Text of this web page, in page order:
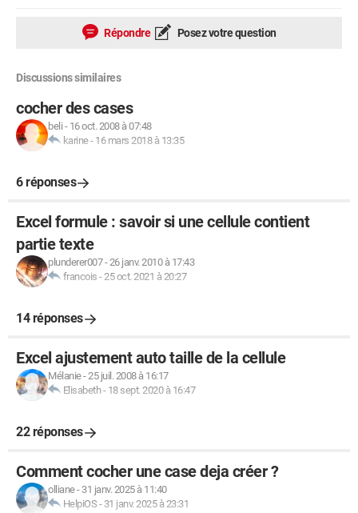
Répondre Posez votre question
Discussions similaires
cocher des cases
beli - 16 oct. 2008 à 07:48
karine- 16 mars 2018 à 13:35
6 réponses
Excel formule : savoir si une cellule contient
partie texte
plunderer007-26 janv. 2010 à 17:43
francois -25 oct. 2021 à 20:27
14 réponses
Excel ajustement auto taille de la cellule
Mélanie-25 juil. 2008 à 16:17
Elisabeth- 18 sept. 2020 à 16:47
22 réponses
Comment cocher une case deja créer ?
olliane- 31 janv. 2025 à 11:40
HelpiOS - 31 janv. 2025 à 23:31